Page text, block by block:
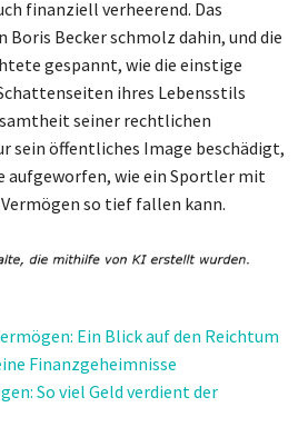
finanziell verheerend. Das
Boris Becker schmolz dahin, und die
gespannt, wie die einstige
ihres Lebensstils
seiner rechtlichen
sein öffentliches Image beschädigt,
aufgeworfen, wie ein Sportler mit
so tief fallen kann.
Ein Blick auf den Reichtum
Finanzgeheimnisse
So viel Geld verdient der